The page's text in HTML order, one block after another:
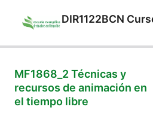
DIR1122BCN
MF1868_2 Técnicas y
recursos de animación en
el tiempo libre